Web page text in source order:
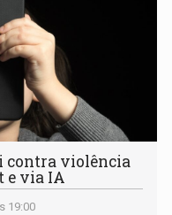
contra violência
e via IA
19:00